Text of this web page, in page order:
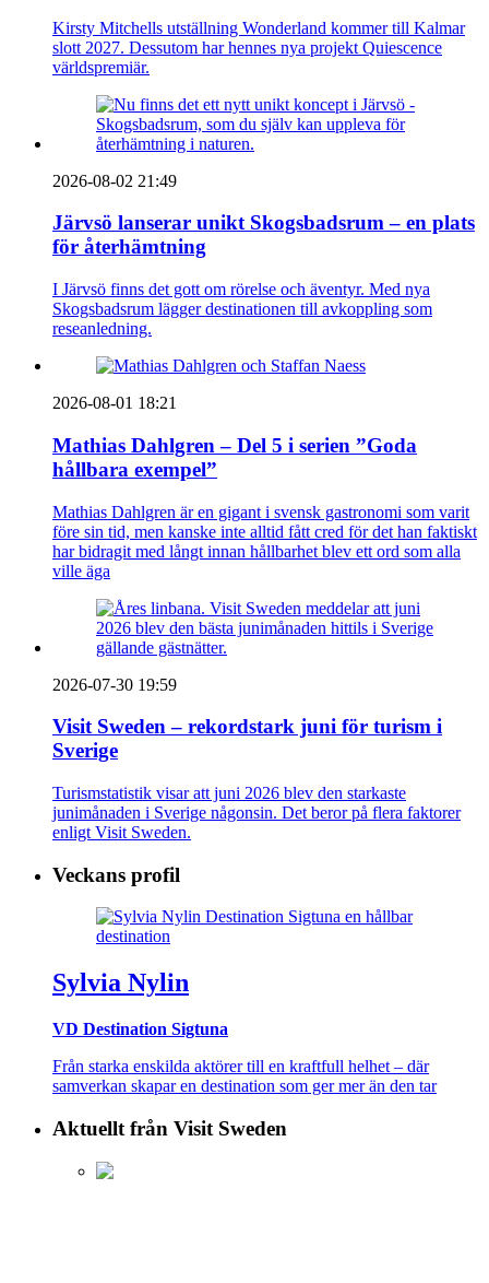
Kirsty Mitchells utställning Wonderland kommer till Kalmar
slott 2027. Dessutom har hennes nya projekt Quiescence
världspremiär.
2026-08-02 21:49
Järvsö lanserar unikt Skogsbadsrum – en plats
för återhämtning
I Järvsö finns det gott om rörelse och äventyr. Med nya
Skogsbadsrum lägger destinationen till avkoppling som
reseanledning.
2026-08-01 18:21
Mathias Dahlgren – Del 5 i serien ”Goda
hållbara exempel”
Mathias Dahlgren är en gigant i svensk gastronomi som varit
före sin tid, men kanske inte alltid fått cred för det han faktiskt
har bidragit med långt innan hållbarhet blev ett ord som alla
ville äga
2026-07-30 19:59
Visit Sweden – rekordstark juni för turism i
Sverige
Turismstatistik visar att juni 2026 blev den starkaste
junimånaden i Sverige någonsin. Det beror på flera faktorer
enligt Visit Sweden.
Veckans profil
Sylvia Nylin
VD Destination Sigtuna
Från starka enskilda aktörer till en kraftfull helhet – där
samverkan skapar en destination som ger mer än den tar
Aktuellt från Visit Sweden